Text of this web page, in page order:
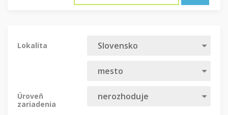
Lokalita
Úroveň
zariadenia